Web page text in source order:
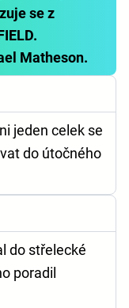
se z
Matheson.
jeden celek se
do útočného
do střelecké
poradil